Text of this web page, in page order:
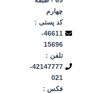
چهارم
کد پستی :
46611-
15696
تلفن :
42147777-
021
فکس :